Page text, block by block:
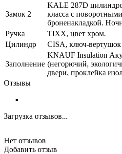
Замок 2
KALE 287D
класса с
броненакладкой.
Ручка
TIXX, цвет хром.
Цилиндр
CISA, ключ-
Заполнение
KNAUF Insulation
(негорючий,
двери, проклейка
Отзывы
Загрузка отзывов...
Нет отзывов
Добавить отзыв